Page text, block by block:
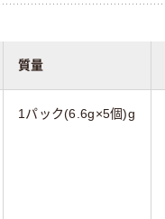
質量
1パック(6.6g×5個)g